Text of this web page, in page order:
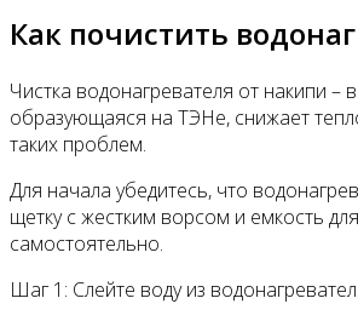
Как почистить
Чистка водонагревателя от накипи
образующаяся на ТЭНе, снижает
таких проблем.
Для начала убедитесь, что
щетку с жестким ворсом и емкость
самостоятельно.
Шаг 1: Слейте воду из